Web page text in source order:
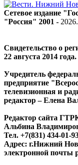
Сетевое издание
"Россия" 2001 - 2026.
Свидетельство о
22 августа 2014 года.
Учредитель
предприятие
телевизионная и
редактор – Елена
Редактор сайта
Альбина
Тел. +7(831) 434-01-
Адрес: г.Нижний
электронной почты